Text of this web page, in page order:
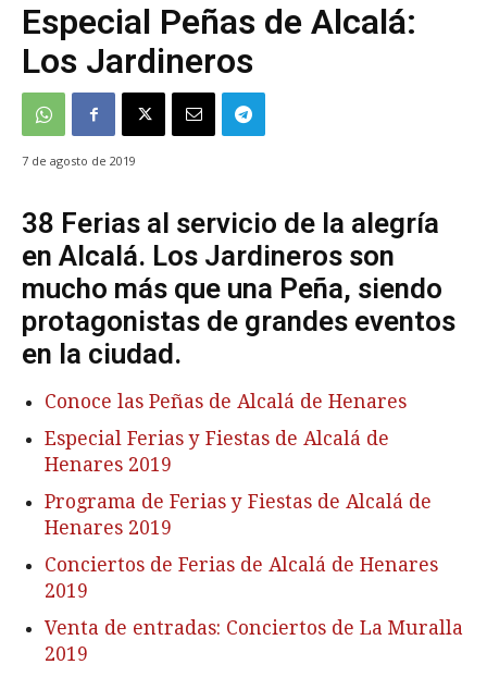
Especial Peñas de Alcalá:
Los Jardineros
7 de agosto de 2019
38 Ferias al servicio de la alegría
en Alcalá. Los Jardineros son
mucho más que una Peña, siendo
protagonistas de grandes eventos
en la ciudad.
Conoce las Peñas de Alcalá de Henares
Especial Ferias y Fiestas de Alcalá de
Henares 2019
Programa de Ferias y Fiestas de Alcalá de
Henares 2019
Conciertos de Ferias de Alcalá de Henares
2019
Venta de entradas: Conciertos de La Muralla
2019